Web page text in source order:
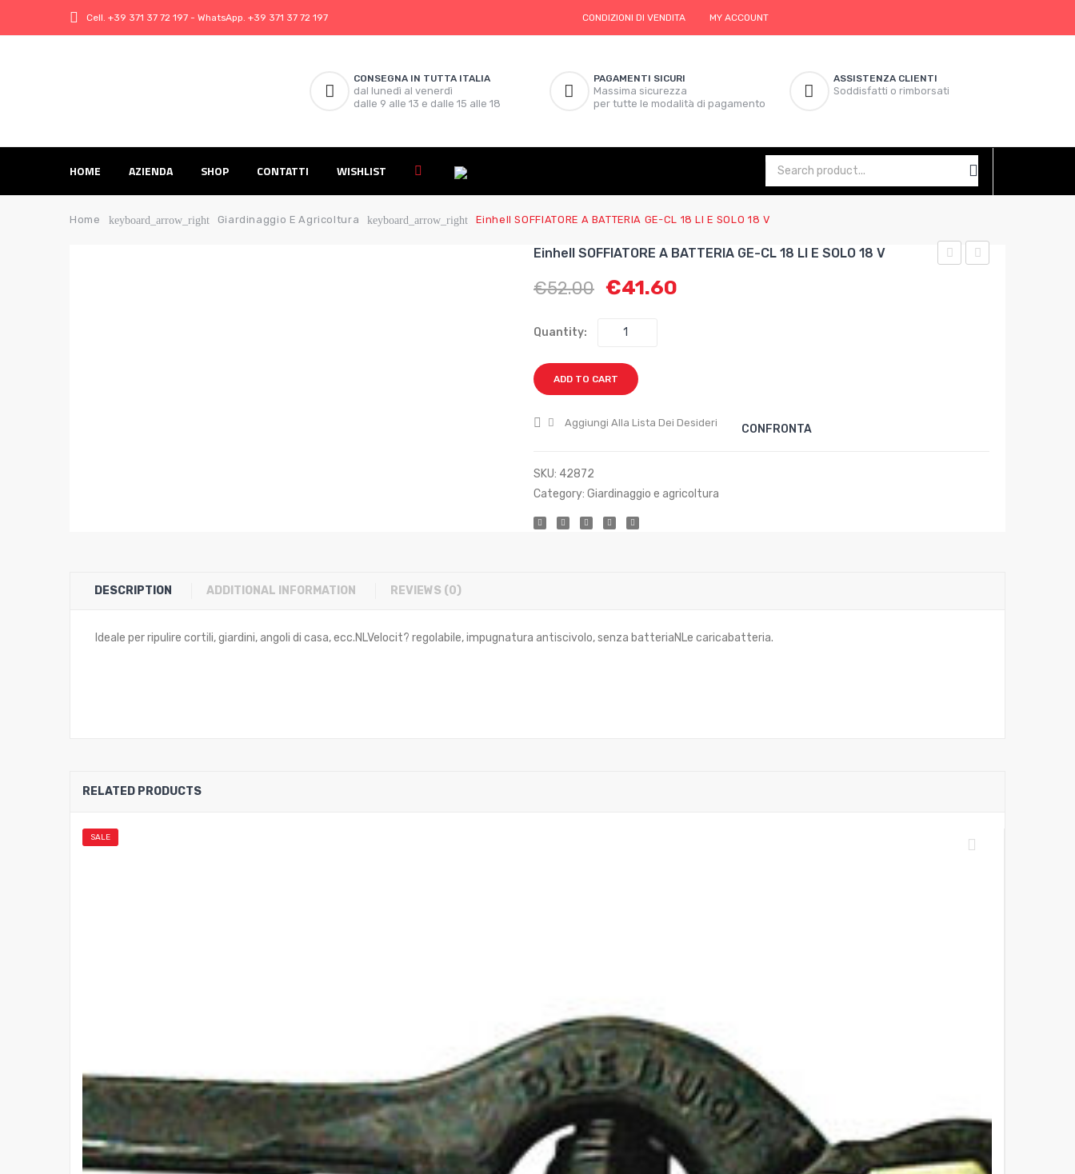
Cell. +39 371 37 72 197 - WhatsApp. +39 371 37 72 197 CONDIZIONI DI VENDITA MY ACCOUNT
CONSEGNA IN TUTTA ITALIA
dal lunedì al venerdì
dalle 9 alle 13 e dalle 15 alle 18
PAGAMENTI SICURI
Massima sicurezza
per tutte le modalità di pagamento
ASSISTENZA CLIENTI
Soddisfatti o rimborsati
HOME AZIENDA SHOP CONTATTI WISHLIST
Home keyboard_arrow_right Giardinaggio E Agricoltura keyboard_arrow_right Einhell SOFFIATORE A BATTERIA GE-CL 18 LI E SOLO 18 V
Einhell SOFFIATORE A BATTERIA GE-CL 18 LI E SOLO 18 V
€52.00 €41.60
Quantity:
ADD TO CART
Aggiungi Alla Lista Dei Desideri CONFRONTA
SKU: 42872
Category: Giardinaggio e agricoltura
DESCRIPTION ADDITIONAL INFORMATION REVIEWS (0)
Ideale per ripulire cortili, giardini, angoli di casa, ecc.NLVelocit? regolabile, impugnatura antiscivolo, senza batteriaNLe caricabatteria.
RELATED PRODUCTS
SALE